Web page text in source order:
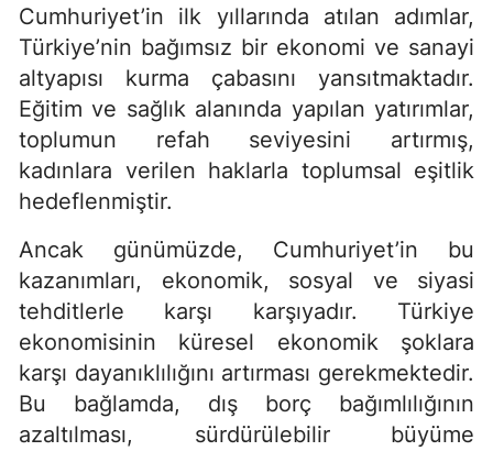
Cumhuriyet’in ilk yıllarında atılan adımlar,
Türkiye’nin bağımsız bir ekonomi ve sanayi
altyapısı kurma çabasını yansıtmaktadır.
Eğitim ve sağlık alanında yapılan yatırımlar,
toplumun refah seviyesini artırmış,
kadınlara verilen haklarla toplumsal eşitlik
hedeflenmiştir.
Ancak günümüzde, Cumhuriyet’in bu
kazanımları, ekonomik, sosyal ve siyasi
tehditlerle karşı karşıyadır. Türkiye
ekonomisinin küresel ekonomik şoklara
karşı dayanıklılığını artırması gerekmektedir.
Bu bağlamda, dış borç bağımlılığının
azaltılması, sürdürülebilir büyüme